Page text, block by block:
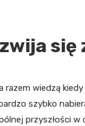
się
wiedzą
szybko
przyszłości